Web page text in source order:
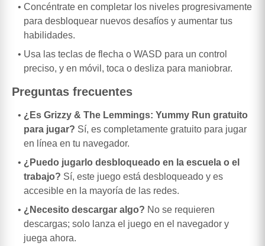
Concéntrate en completar los niveles progresivamente
para desbloquear nuevos desafíos y aumentar tus
habilidades.
Usa las teclas de flecha o WASD para un control
preciso, y en móvil, toca o desliza para maniobrar.
Preguntas frecuentes
¿Es Grizzy & The Lemmings: Yummy Run gratuito
para jugar? Sí, es completamente gratuito para jugar
en línea en tu navegador.
¿Puedo jugarlo desbloqueado en la escuela o el
trabajo? Sí, este juego está desbloqueado y es
accesible en la mayoría de las redes.
¿Necesito descargar algo? No se requieren
descargas; solo lanza el juego en el navegador y
juega ahora.